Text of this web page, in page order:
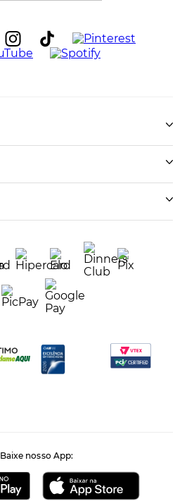
Baixe nosso App: